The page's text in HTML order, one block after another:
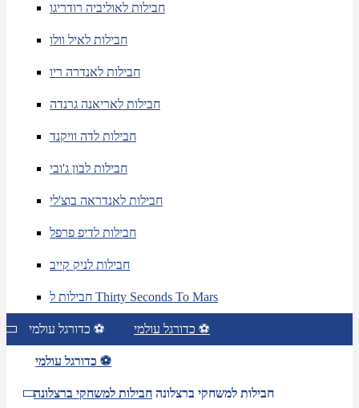
חבילות לאוליביה רודריגו
חבילות לאיל וולו
חבילות לאנדרה ריו
חבילות לאריאנה גרנדה
חבילות לדה וויקנד
חבילות לבון ג'ובי
חבילות לאנדראה בוצ'לי
חבילות לדיפ פרפל
חבילות לניק קייב
חבילות ל Thirty Seconds To Mars
כדורגל עולמי ⚽ כדורגל עולמי ⚽
כדורגל עולמי ⚽
חבילות למשחקי ברצלונה חבילות למשחקי ברצלונה